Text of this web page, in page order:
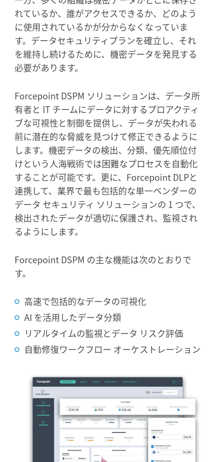
れているか、誰がアクセスできるか、どのよう
に使用されているかが分からなくなっていま
す。データセキュリティプランを確立し、それ
を維持し続けるために、機密データを発見する
必要があります。
Forcepoint DSPM ソリューションは、データ所
有者と IT チームにデータに対するプロアクティ
ブな可視性と制御を提供し、データが失われる
前に潜在的な脅威を見つけて修正できるように
します。機密データの検出、分類、優先順位付
けという人海戦術では困難なプロセスを自動化
することが可能です。更に、Forcepoint DLPと
連携して、業界で最も包括的な単一ベンダーの
データ セキュリティ ソリューションの 1 つで、
検出されたデータが適切に保護され、監視され
るようにします。
Forcepoint DSPM の主な機能は次のとおりで
す。
高速で包括的なデータの可視化
AI を活用したデータ分類
リアルタイムの監視とデータ リスク評価
自動修復ワークフロー オーケストレーション